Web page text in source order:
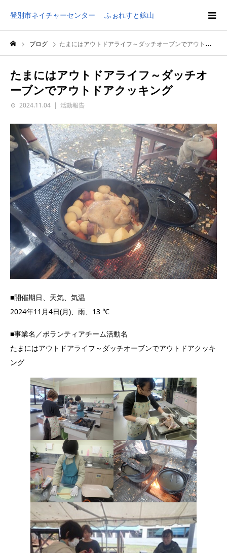
登別市ネイチャーセンター ふぉれすと鉱山
ブログ たまにはアウトドアライフ～ダッチオーブンでアウトドアクッキング
たまにはアウトドアライフ～ダッチオ
ーブンでアウトドアクッキング
2024.11.04 活動報告
■開催期日、天気、気温
2024年11月4日(月)、雨、13 ℃
■事業名／ボランティアチーム活動名
たまにはアウトドアライフ～ダッチオーブンでアウトドアクッキ
ング